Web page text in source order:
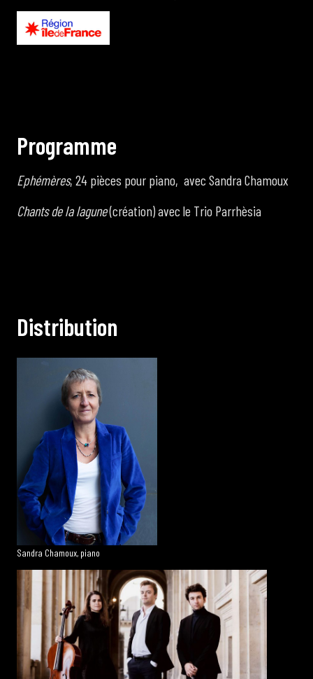
Programme
Ephémères, 24 pièces pour piano, avec Sandra Chamoux
Chants de la lagune(création) avec le Trio Parrhèsia
Distribution
Sandra Chamoux, piano